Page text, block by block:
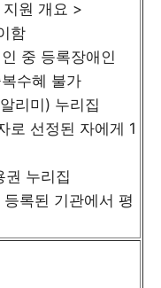
원 개요 >
함
중 등록장애인
수혜 불가
리미) 누리집
로 선정된 자에게 1
권 누리집
록된 기관에서 평